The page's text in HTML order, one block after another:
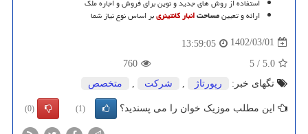
استفاده از روش های جدید و نوین برای فروش و اجاره ملک
ارائه و تعیینمساحتانبار کانتینریبر اساس نوع نیاز شما
1402/03/01
13:59:05
5.0
/
5
760
تگهای خبر:
رپورتاژ شركت متخصص
این مطلب موزیک خوان را می پسندید؟ (1)
(0)